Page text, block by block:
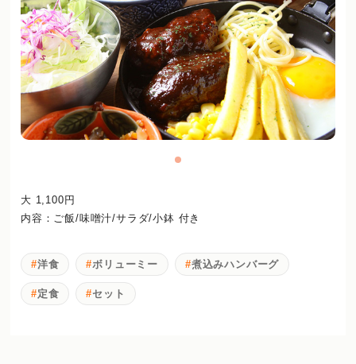
大 1,100円
内容：ご飯/味噌汁/サラダ/小鉢 付き
洋食 ボリューミー 煮込みハンバーグ
定食 セット